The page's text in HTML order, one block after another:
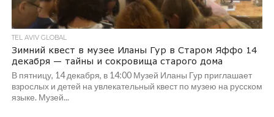
TEL AVIV GLOBAL
Зимний квест в музее Иланы Гур в Старом Яффо 14
декабря — тайны и сокровища старого дома
В пятницу, 14 декабря, в 14:00 Музей Иланы Гур приглашает
взрослых и детей на увлекательный квест по музею на русском
языке. Музей...